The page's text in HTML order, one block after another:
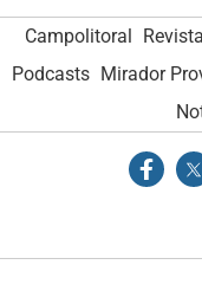
Campolitoral
Podcasts Mirador